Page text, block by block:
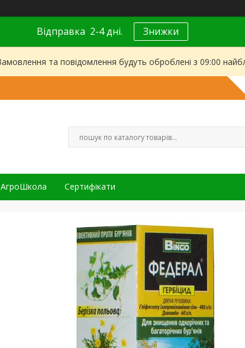
Відправка 2-4 дні. Знижки
та повідомлення будуть оброблені з 09:00
АгроШкола Сертифікати